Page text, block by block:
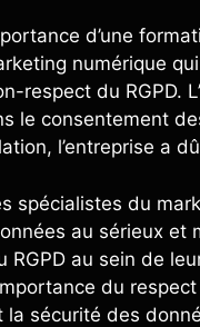
d’une
numérique
respect du RGPD.
le consentement
l’entreprise a
spécialistes du
au sérieux
RGPD au sein de
du
sécurité des